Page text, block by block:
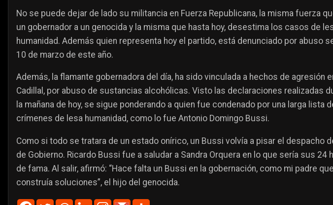
No se puede dejar de lado su militancia en Fuerza Republicana, la misma fuerza
un gobernador a un genocida y la misma que hasta hoy, desestima los casos de
humanidad. Además quien representa hoy el partido, está denunciado por abuso
10 de marzo de este año.
Además, la flamante gobernadora del día, ha sido vinculada a hechos de agresión
Cadillal, por abuso de sustancias alcohólicas. Visto las declaraciones realizadas
la mañana de hoy, se sigue ponderando a quien fue condenado por una larga lista
crímenes de lesa humanidad, como lo fue Antonio Domingo Bussi.
Como si todo se tratara de un estado onírico, un Bussi volvía a pisar el despacho
de Gobierno. Ricardo Bussi fue a saludar a Sandra Orquera en lo que sería sus 24
de fama. Al salir, afirmó: “Hace falta un Bussi en la gobernación, como mi padre que
construía soluciones”, el hijo del genocida.